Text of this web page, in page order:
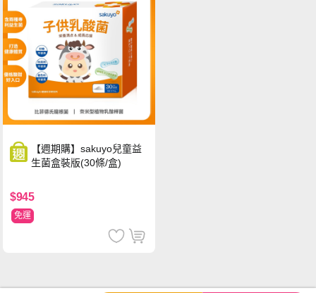
【週期購】sakuyo兒童益
生菌盒裝版(30條/盒)
$945
免運